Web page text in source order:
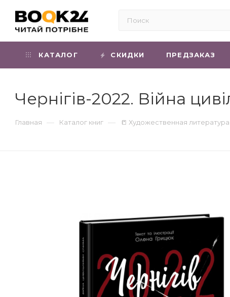
КАТАЛОГ СКИДКИ ПРЕДЗАКАЗ
Чернігів-2022. Війна
Главная — Каталог книг — 📒 Художественная литература